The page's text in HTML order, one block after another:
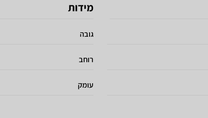
מידות
גובה
רוחב
עומק